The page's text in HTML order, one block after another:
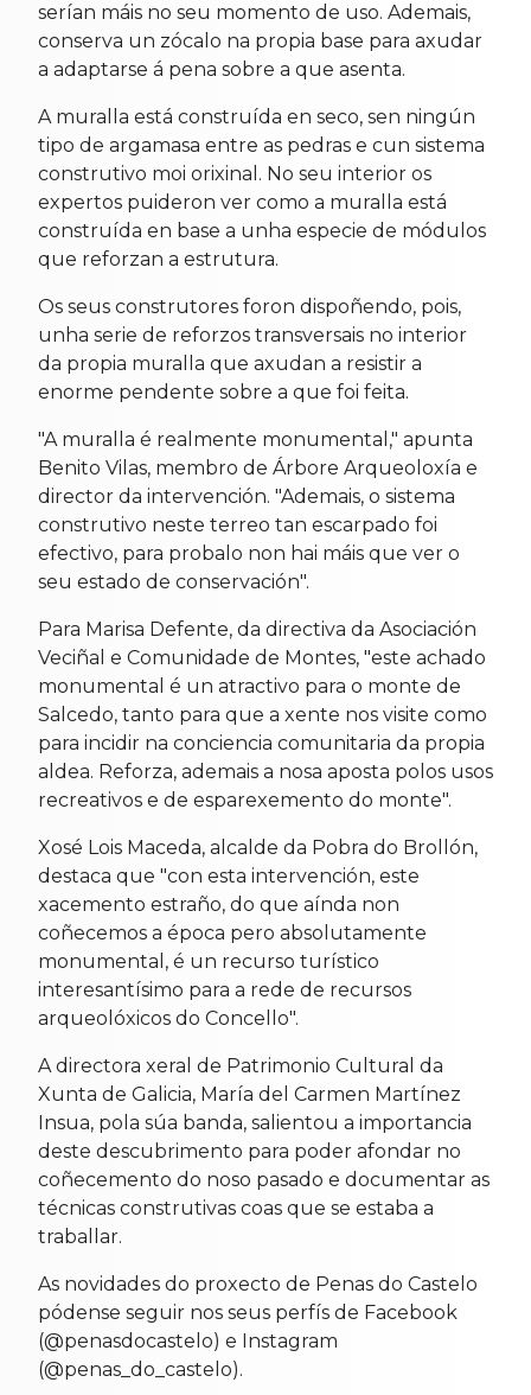
serían máis no seu momento de uso. Ademais,
conserva un zócalo na propia base para axudar
a adaptarse á pena sobre a que asenta.
A muralla está construída en seco, sen ningún
tipo de argamasa entre as pedras e cun sistema
construtivo moi orixinal. No seu interior os
expertos puideron ver como a muralla está
construída en base a unha especie de módulos
que reforzan a estrutura.
Os seus construtores foron dispoñendo, pois,
unha serie de reforzos transversais no interior
da propia muralla que axudan a resistir a
enorme pendente sobre a que foi feita.
"A muralla é realmente monumental," apunta
Benito Vilas, membro de Árbore Arqueoloxía e
director da intervención. "Ademais, o sistema
construtivo neste terreo tan escarpado foi
efectivo, para probalo non hai máis que ver o
seu estado de conservación".
Para Marisa Defente, da directiva da Asociación
Veciñal e Comunidade de Montes, "este achado
monumental é un atractivo para o monte de
Salcedo, tanto para que a xente nos visite como
para incidir na conciencia comunitaria da propia
aldea. Reforza, ademais a nosa aposta polos usos
recreativos e de esparexemento do monte".
Xosé Lois Maceda, alcalde da Pobra do Brollón,
destaca que "con esta intervención, este
xacemento estraño, do que aínda non
coñecemos a época pero absolutamente
monumental, é un recurso turístico
interesantísimo para a rede de recursos
arqueolóxicos do Concello".
A directora xeral de Patrimonio Cultural da
Xunta de Galicia, María del Carmen Martínez
Insua, pola súa banda, salientou a importancia
deste descubrimento para poder afondar no
coñecemento do noso pasado e documentar as
técnicas construtivas coas que se estaba a
traballar.
As novidades do proxecto de Penas do Castelo
pódense seguir nos seus perfís de Facebook
(@penasdocastelo) e Instagram
(@penas_do_castelo).